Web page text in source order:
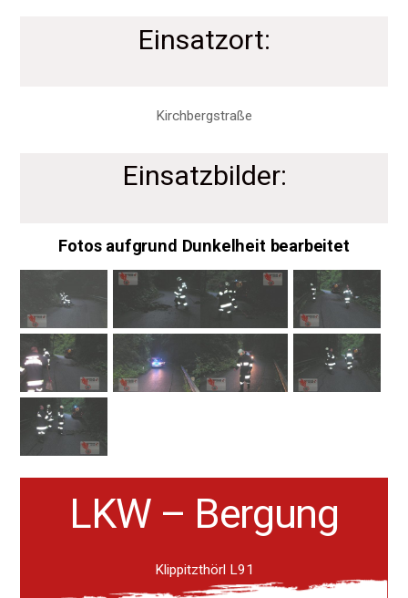
Einsatzort:
Kirchbergstraße
Einsatzbilder:
Fotos aufgrund Dunkelheit bearbeitet
LKW – Bergung
Klippitzthörl L91